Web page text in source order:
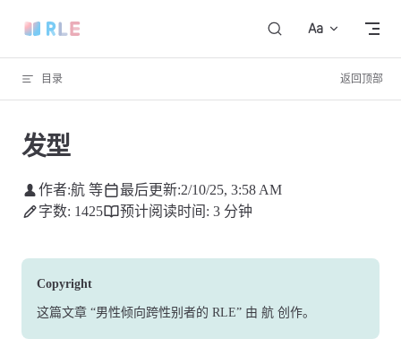
Skip to content
目录 返回顶部
发型
作者:航 等 最后更新:2/10/25, 3:58 AM
字数: 1425
预计阅读时间: 3 分钟
Copyright
这篇文章 “男性倾向跨性别者的 RLE” 由 航 创作。